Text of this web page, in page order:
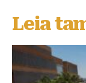
s
k
y
Leia